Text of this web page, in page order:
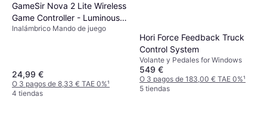
GameSir Nova 2 Lite Wireless
Game Controller - Luminous
White
Inalámbrico Mando de juego
24,99 €
O 3 pagos de 8,33 € TAE 0%¹
4 tiendas
Hori Force Feedback Truck
Control System
Volante y Pedales for Windows
549 €
O 3 pagos de 183,00 € TAE 0%¹
5 tiendas